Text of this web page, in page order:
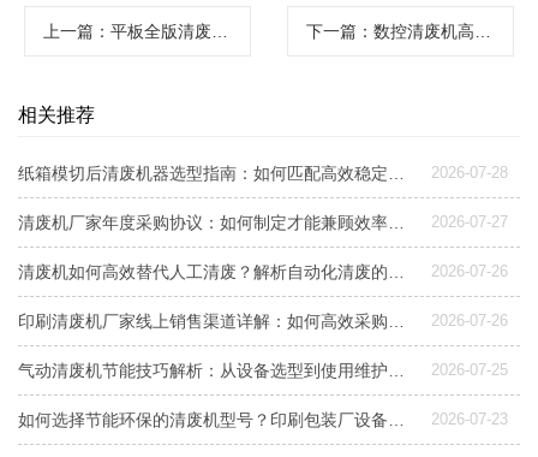
上一篇 ：平板全版清废机的应用与选择指南 下一篇 ：数控清废机高效清除印刷废料
相关推荐
2026-07-28
2026-07-27
2026-07-26
2026-07-26
2026-07-25
2026-07-23